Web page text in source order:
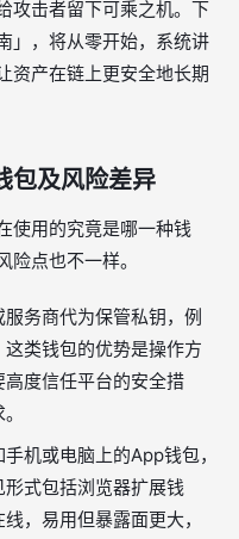
攻击者留下可乘之机。下
」，将从零开始，系统讲
资产在链上更安全地长期
包及风险差异
使用的究竟是哪一种钱
点也不一样。
服务商代为保管私钥，例
类钱包的优势是操作方
度信任平台的安全措
手机或电脑上的App钱包，
式包括浏览器扩展钱
，易用但暴露面更大，